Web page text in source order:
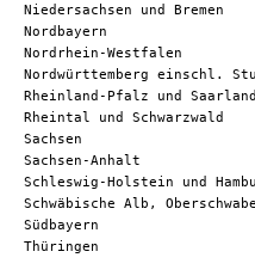
Niedersachsen und Bremen
Nordbayern
Nordrhein-Westfalen
Nordwürttemberg einschl.
Rheinland-Pfalz und Saarland
Rheintal und Schwarzwald
Sachsen
Sachsen-Anhalt
Schleswig-Holstein und
Schwäbische Alb,
Südbayern
Thüringen